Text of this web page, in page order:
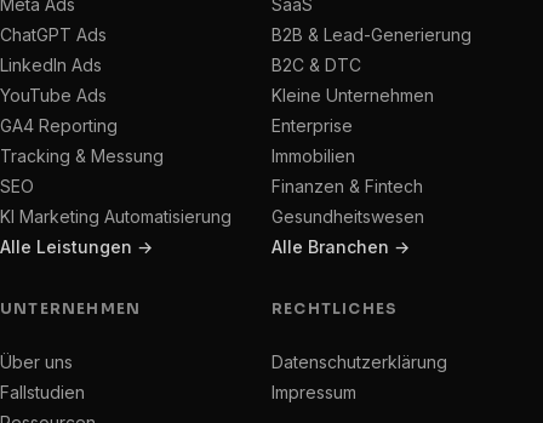
Meta Ads
ChatGPT Ads
LinkedIn Ads
YouTube Ads
GA4 Reporting
Tracking & Messung
SEO
KI Marketing Automatisierung
Alle Leistungen →
SaaS
B2B & Lead-Generierung
B2C & DTC
Kleine Unternehmen
Enterprise
Immobilien
Finanzen & Fintech
Gesundheitswesen
Alle Branchen →
UNTERNEHMEN
Über uns
Fallstudien
RECHTLICHES
Datenschutzerklärung
Impressum